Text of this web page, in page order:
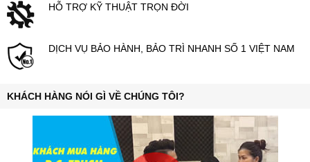
HỖ TRỢ KỸ THUẬT TRỌN ĐỜI
DỊCH VỤ BẢO HÀNH, BẢO TRÌ NHANH SỐ 1 VIỆT NAM
KHÁCH HÀNG NÓI GÌ VỀ CHÚNG TÔI?